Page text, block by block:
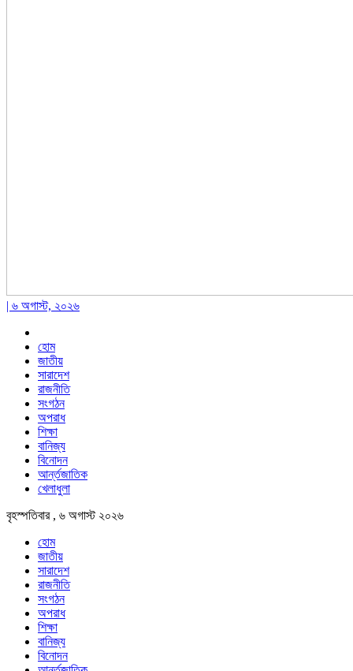
| ৬ অগাস্ট, ২০২৬
হোম
জাতীয়
সারাদেশ
রাজনীতি
সংগঠন
অপরাধ
শিক্ষা
বানিজ্য
বিনোদন
আর্ন্তজাতিক
খেলাধুলা
বৃহস্পতিবার , ৬ অগাস্ট ২০২৬
হোম
জাতীয়
সারাদেশ
রাজনীতি
সংগঠন
অপরাধ
শিক্ষা
বানিজ্য
বিনোদন